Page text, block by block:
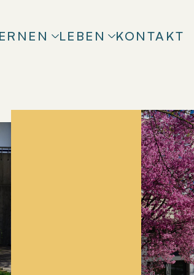
LEBEN KONTAKT